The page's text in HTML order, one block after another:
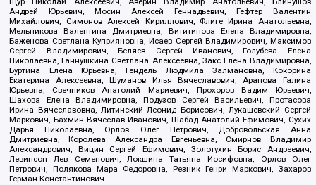
Андрей Юрьевич, Мосин Алексей Геннадьевич, Гефтер Валентин
Михайлович, Симонов Алексей Кириллович, Флиге Ирина Анатольевна,
Мельникова Валентина Дмитриевна, Вититинова Елена Владимировна,
Баженова Светлана Куприяновна, Исаев Сергей Владимирович, Максимов
Сергей Владимирович, Беляев Сергей Иванович, Голубева Елена
Николаевна, Ганнушкина Светлана Алексеевна, Закс Елена Владимировна,
Буртина Елена Юрьевна, Гендель Людмила Залмановна, Кокорина
Екатерина Алексеевна, Шуманов Илья Вячеславович, Арапова Галина
Юрьевна, Свечников Анатолий Мариевич, Прохоров Вадим Юрьевич,
Шахова Елена Владимировна, Подузов Сергей Васильевич, Протасова
Ирина Вячеславовна, Литинский Леонид Борисович, Лукашевский Сергей
Маркович, Бахмин Вячеслав Иванович, Шабад Анатолий Ефимович, Сухих
Дарья Николаевна, Орлов Олег Петрович, Добровольская Анна
Дмитриевна, Королева Александра Евгеньевна, Смирнов Владимир
Александрович, Вицин Сергей Ефимович, Золотухин Борис Андреевич,
Левинсон Лев Семенович, Локшина Татьяна Иосифовна, Орлов Олег
Петрович, Полякова Мара Федоровна, Резник Генри Маркович, Захаров
Герман Константинович